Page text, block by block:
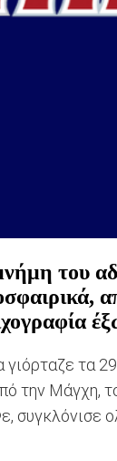
του
γιόρταζε τα
την Μάγχη,
συγκλόνισε